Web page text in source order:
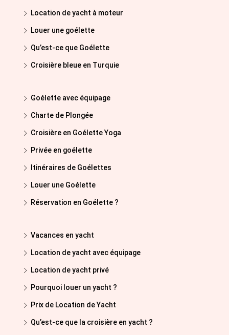
Location de yacht à moteur
Louer une goélette
Qu’est-ce que Goélette
Croisière bleue en Turquie
Goélette avec équipage
Charte de Plongée
Croisière en Goélette Yoga
Privée en goélette
Itinéraires de Goélettes
Louer une Goélette
Réservation en Goélette ?
Vacances en yacht
Location de yacht avec équipage
Location de yacht privé
Pourquoi louer un yacht ?
Prix de Location de Yacht
Qu’est-ce que la croisière en yacht ?